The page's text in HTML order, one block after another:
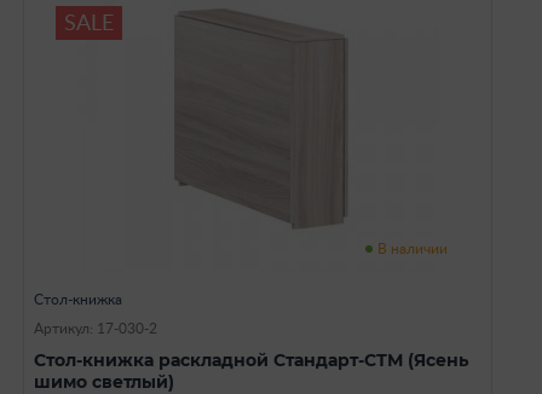
SALE
В наличии
Стол-книжка
Артикул: 17-030-2
Стол-книжка раскладной Стандарт-СТМ (Ясень
шимо светлый)